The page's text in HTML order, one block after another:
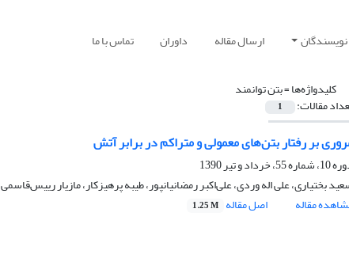
ارسال مقاله داوران تماس با ما
کلیدواژه‌ها =بتن توانمند
مقالات: 1
بر رفتار بتن‌های معمولی و متراکم در برابر آتش
55، خرداد و تیر 1390
بختیاری، علی اله وردی، علی‌اکبر رمضانیانپور، طیبه پرهیزکار، مازیار رییس‌قاسمی
مقاله
اصل مقاله 1.25 M